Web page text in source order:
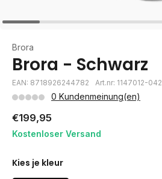
Brora
Brora - Schwarz
EAN: 8718926244782 Art.nr: 1147012-042
0 Kundenmeinung(en)
€199,95
Kostenloser Versand
Kies je kleur